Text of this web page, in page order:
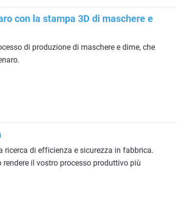
con la stampa 3D di maschere e
di produzione di maschere e dime, che
ricerca di efficienza e sicurezza in fabbrica.
il vostro processo produttivo più